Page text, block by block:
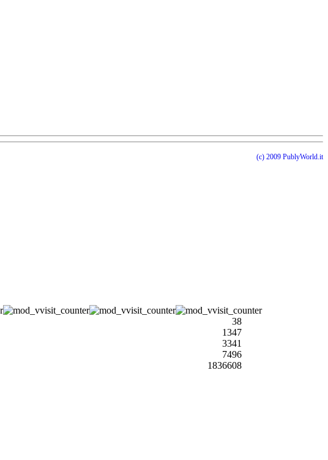
(c) 2009 PublyWorld.it
38
1347
3341
7496
1836608